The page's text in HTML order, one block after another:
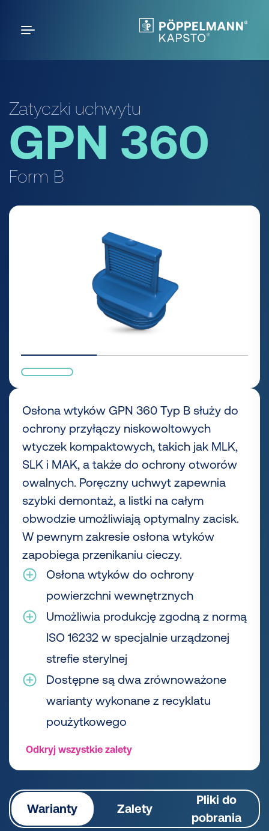
Zatyczki uchwytu
GPN 360
Form B
Osłona wtyków GPN 360 Typ B służy do
ochrony przyłączy niskowoltowych
wtyczek kompaktowych, takich jak MLK,
SLK i MAK, a także do ochrony otworów
owalnych. Poręczny uchwyt zapewnia
szybki demontaż, a listki na całym
obwodzie umożliwiają optymalny zacisk.
W pewnym zakresie osłona wtyków
zapobiega przenikaniu cieczy.
Osłona wtyków do ochrony
powierzchni wewnętrznych
Umożliwia produkcję zgodną z normą
ISO 16232 w specjalnie urządzonej
strefie sterylnej
Dostępne są dwa zrównoważone
warianty wykonane z recyklatu
poużytkowego
Odkryj wszystkie zalety
Warianty Zalety
Pliki do
pobrania